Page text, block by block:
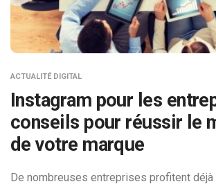
ACTUALITÉ DIGITAL
Instagram pour les
conseils pour réussir le
de votre marque
De nombreuses entreprises profitent